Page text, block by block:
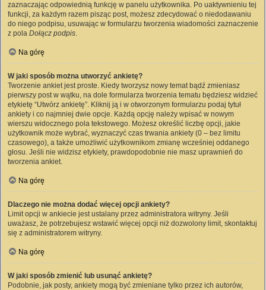
zaznaczając odpowiednią funkcję w panelu użytkownika. Po uaktywnieniu tej
funkcji, za każdym razem pisząc post, możesz zdecydować o niedodawaniu
do niego podpisu, usuwając w formularzu tworzenia wiadomości zaznaczenie
z pola Dołącz podpis.
Na górę
W jaki sposób można utworzyć ankietę?
Tworzenie ankiet jest proste. Kiedy tworzysz nowy temat bądź zmieniasz
pierwszy post w wątku, na dole formularza tworzenia tematu będziesz widzieć
etykietę “Utwórz ankietę”. Kliknij ją i w otworzonym formularzu podaj tytuł
ankiety i co najmniej dwie opcje. Każdą opcję należy wpisać w nowym
wierszu widocznego pola tekstowego. Możesz określić liczbę opcji, jakie
użytkownik może wybrać, wyznaczyć czas trwania ankiety (0 – bez limitu
czasowego), a także umożliwić użytkownikom zmianę wcześniej oddanego
głosu. Jeśli nie widzisz etykiety, prawdopodobnie nie masz uprawnień do
tworzenia ankiet.
Na górę
Dlaczego nie można dodać więcej opcji ankiety?
Limit opcji w ankiecie jest ustalany przez administratora witryny. Jeśli
uważasz, że potrzebujesz wstawić więcej opcji niż dozwolony limit, skontaktuj
się z administratorem witryny.
Na górę
W jaki sposób zmienić lub usunąć ankietę?
Podobnie, jak posty, ankiety mogą być zmieniane tylko przez ich autorów,